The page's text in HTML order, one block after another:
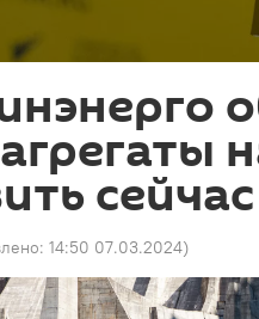
сейчас
14:50 07.03.2024)